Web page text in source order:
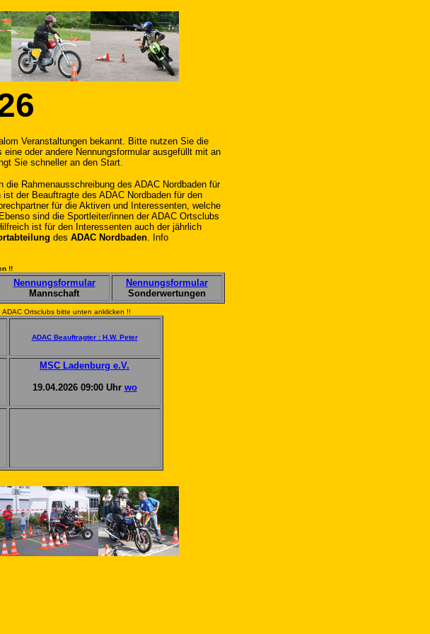
Veranstaltungen bekannt. Bitte nutzen Sie die
oder andere Nennungsformular ausgefüllt mit an
Sie schneller an den Start.
Rahmenausschreibung des ADAC Nordbaden für
der Beauftragte des ADAC Nordbaden für den
für die Aktiven und Interessenten, welche
sind die Sportleiter/innen der ADAC Ortsclubs
ist für den Interessenten auch der jährlich
des ADAC Nordbaden. Info
!!
Nennungsformular
Mannschaft
Nennungsformular
Sonderwertungen
Ortsclubs bitte unten anklicken !!
ADAC Beauftragter : H.W. Peter
MSC Ladenburg e.V.
19.04.2026 09:00 Uhr wo